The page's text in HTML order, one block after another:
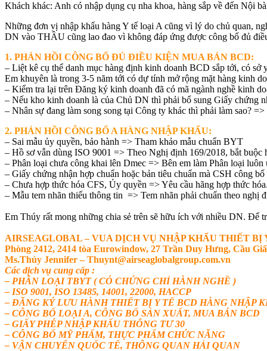
Khách khác: Anh có nhập dụng cụ nha khoa, hàng sắp về đến Nội
Những đơn vị nhập khẩu hàng Y tế loại A cũng vì lý do chủ quan,
DN vào THẦU cũng lao đao vì không đáp ứng được công bố đủ
1. PHẢN HỒI CÔNG BỐ ĐỦ ĐIỀU KIỆN MUA BÁN BCD:
– Liệt kê cụ thể danh mục hàng định kinh doanh BCD sắp tới, có
Em khuyên là trong 3-5 năm tới có dự tính mở rộng mặt hàng kinh
– Kiểm tra lại trên Đăng ký kinh doanh đã có mã ngành nghề kinh
– Nếu kho kinh doanh là của Chủ DN thì phải bổ sung Giấy chứng
– Nhân sự đang làm song song tại Công ty khác thì phải làm sao?
2. PHẢN HỒI CÔNG BỐ A HÀNG NHẬP KHẨU:
– Sai mẫu ủy quyền, bảo hành => Tham khảo mẫu chuẩn BYT
– Hồ sơ vẫn dùng ISO 9001 => Theo Nghị định 169/2018, bắt buộc
– Phân loại chưa công khai lên Dmec => Bên em làm Phân loại
– Giấy chứng nhận hợp chuẩn hoặc bản tiêu chuẩn mà CSH công
– Chưa hợp thức hóa CFS, Ủy quyền => Yêu cầu hãng hợp thức
– Mẫu tem nhãn thiếu thông tin => Tem nhãn phải chuẩn theo nghị
Em Thúy rất mong những chia sẻ trên sẽ hữu ích với nhiều DN.
AIRSEAGLOBAL – VUA DỊCH VỤ NHẬP KHẨU THIẾT
Phòng 2412, 2414 tòa Eurowindow, 27 Trần Duy Hưng, Cầu
Ms.Thúy Jennifer – Thuynt@airseaglobalgroup.com.vn
Các dịch vụ cung cấp :
– PHÂN LOẠI TBYT ( CÓ CHỨNG CHỈ HÀNH NGHỀ )
– ISO 9001, ISO 13485, 14001, 22000, HACCP
– ĐĂNG KÝ LƯU HÀNH THIẾT BỊ Y TẾ BCD HÀNG NHẬP
– CÔNG BỐ LOẠI A, CÔNG BỐ SẢN XUẤT, MUA BÁN BCD
– GIẤY PHÉP NHẬP KHẨU THÔNG TƯ 30
– CÔNG BỐ MỸ PHẨM, THỰC PHẨM CHỨC NĂNG
– VẬN CHUYỂN QUỐC TẾ, THÔNG QUAN HẢI QUAN